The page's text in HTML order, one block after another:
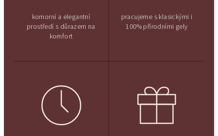
komorní a elegantní
prostředí s důrazem na
komfort
pracujeme s klasickými i
100% přírodními gely